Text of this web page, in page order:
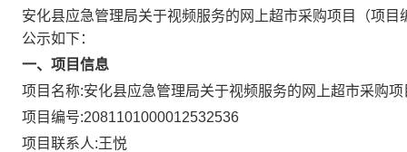
安化县应急管理局关于视频服务的网上超市采购项目
（项目
公示如下：
一、项目信息
项目名称:安化县应急管理局关于视频服务的网上超市采购项
项目编号:2081101000012532536
项目联系人:王悦